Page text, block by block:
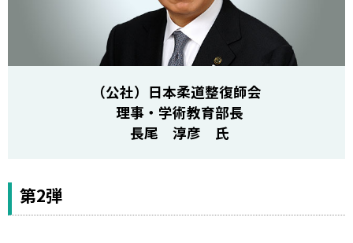
（公社）日本柔道整復師会
理事・学術教育部長
長尾 淳彦 氏
第2弾